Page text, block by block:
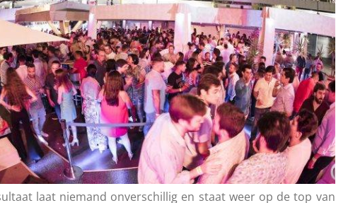
laat niemand onverschillig en staat weer op de top van